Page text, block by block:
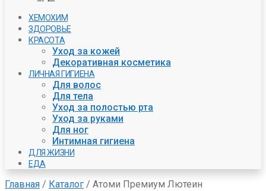
ХЕМОХИМ
ЗДОРОВЬЕ
КРАСОТА
Уход за кожей
Декоративная косметика
ЛИЧНАЯ ГИГИЕНА
Для волос
Для тела
Уход за полостью рта
Уход за руками
Для ног
Интимная гигиена
ДЛЯ ЖИЗНИ
ЕДА
Главная / Каталог / Атоми Премиум Лютеин